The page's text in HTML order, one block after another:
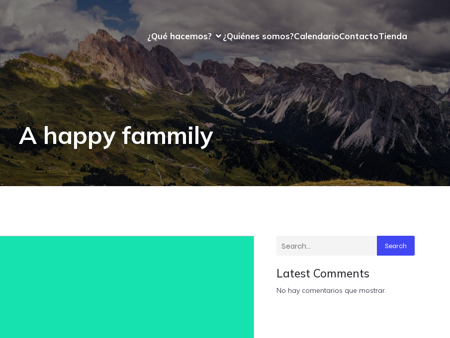
¿Qué hacemos? ¿Quiénes somos?CalendarioContactoTienda
A happy fammily
Search
Latest Comments
No hay comentarios que mostrar.